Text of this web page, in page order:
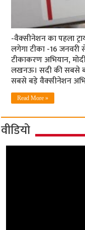
-वैक्‍सीनेशन का पहला
लगेगा टीका -16 जनवरी
टीकाकरण अभियान,
लखनऊ। सदी की सबसे
सबसे बड़े वैक्‍सीनेशन
Read More »
वीडियो